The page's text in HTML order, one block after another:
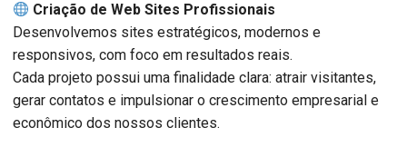
Criação de Web Sites Profissionais
Desenvolvemos sites estratégicos, modernos e
responsivos, com foco em resultados reais.
Cada projeto possui uma finalidade clara: atrair visitantes,
gerar contatos e impulsionar o crescimento empresarial e
econômico dos nossos clientes.